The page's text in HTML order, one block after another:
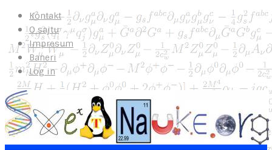
Kontakt
O sajtu
Impresum
Baneri
Log in